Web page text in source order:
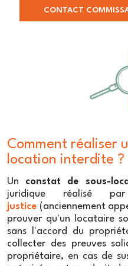
location interdite ou
L'utilité du constat
interdite ou illégale
Le constat de sous-
par l'huissier de justice
responsabilités des parties
servir de base à une
principal ou de
Enfin, le constat de sous-
peut être utilisé pour
location et la remise en
En conclusion, l'huissier de
dans la constatation et la
sous-location interdite ou
location interdite ou
CONTACT
Comment réaliser
location interdite ?
Un constat de sous-
juridique réalisé
justice (anciennement
prouver qu'un locataire
sans l'accord du
collecter des preuves
propriétaire, en cas de